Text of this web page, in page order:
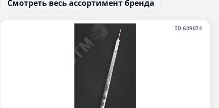
Смотреть весь ассортимент бренда
ID 609074